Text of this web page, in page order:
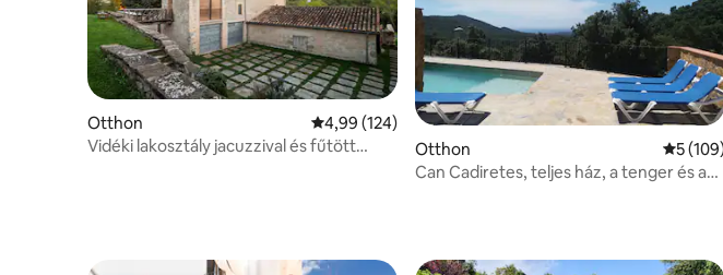
Otthon Átlagos értékelés: 5/4,99, 124 vélemény
4,99 (124)
Vidéki lakosztály jacuzzival és fűtött
Otthon Átlagos
5
Can Cadiretes, teljes ház, a tenger és a